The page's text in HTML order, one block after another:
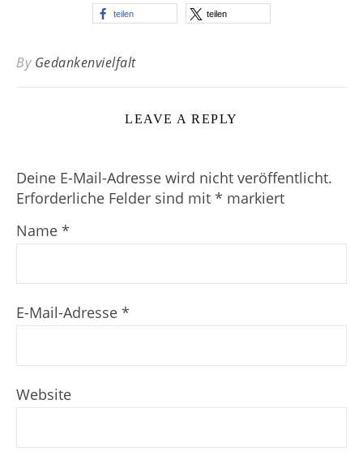
teilen teilen
By Gedankenvielfalt
LEAVE A REPLY
Deine E-Mail-Adresse wird nicht veröffentlicht.
Erforderliche Felder sind mit * markiert
Name *
E-Mail-Adresse *
Website